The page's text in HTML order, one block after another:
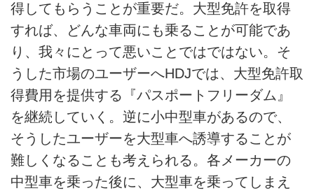
得してもらうことが重要だ。大型免許を取得
すれば、どんな車両にも乗ることが可能であ
り、我々にとって悪いことではではない。そ
うした市場のユーザーへHDJでは、大型免許取
得費用を提供する『パスポートフリーダム』
を継続していく。逆に小中型車があるので、
そうしたユーザーを大型車へ誘導することが
難しくなることも考えられる。各メーカーの
中型車を乗った後に、大型車を乗ってしまえ